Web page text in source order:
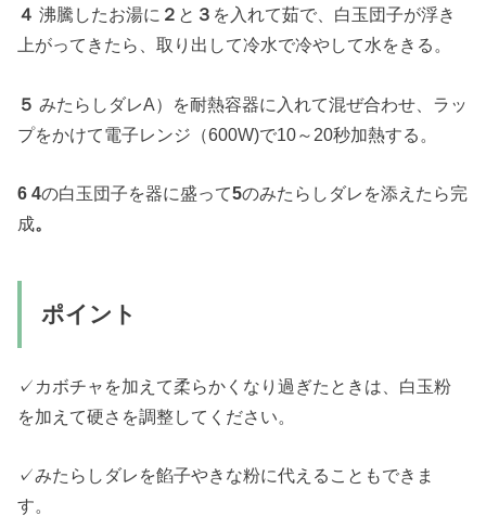
４ 沸騰したお湯に ２ と ３ を入れて茹で、白玉団子が浮き
上がってきたら、取り出して冷水で冷やして水をきる。
５ みたらしダレA）を耐熱容器に入れて混ぜ合わせ、ラッ
プをかけて電子レンジ（600W)で10～20秒加熱する。
6 4の白玉団子を器に盛って5のみたらしダレを添えたら完
成。
ポイント
✓カボチャを加えて柔らかくなり過ぎたときは、白玉粉
を加えて硬さを調整してください。
✓みたらしダレを餡子やきな粉に代えることもできま
す。